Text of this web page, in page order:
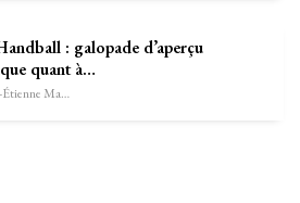
: galopade d’aperçu
quant à…
Sébastien-Étienne Marechal